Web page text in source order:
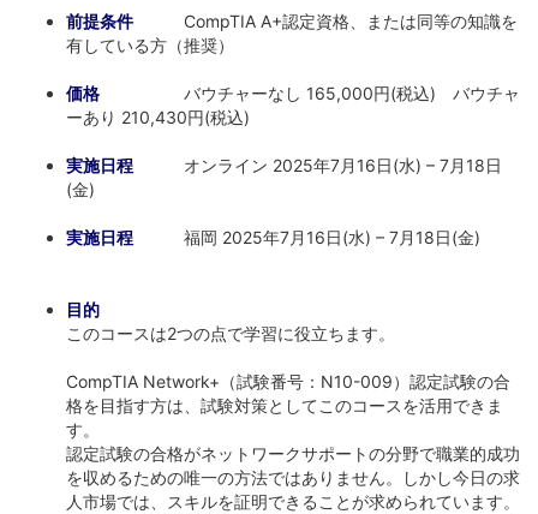
前提条件 CompTIA A+認定資格、または同等の知識を
有している方（推奨）
価格 バウチャーなし 165,000円(税込) バウチャ
ーあり 210,430円(税込)
実施日程 オンライン 2025年7月16日(水) – 7月18日
(金)
実施日程 福岡 2025年7月16日(水) – 7月18日(金)
目的
このコースは2つの点で学習に役立ちます。
CompTIA Network+（試験番号：N10-009）認定試験の合
格を目指す方は、試験対策としてこのコースを活用できま
す。
認定試験の合格がネットワークサポートの分野で職業的成功
を収めるための唯一の方法ではありません。しかし今日の求
人市場では、スキルを証明できることが求められています。